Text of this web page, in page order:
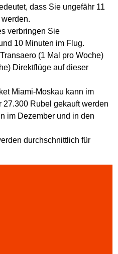
dass Sie ungefähr 11
verbringen Sie
10 Minuten im Flug.
(1 Mal pro Woche)
Direktflüge auf dieser
Miami-Moskau kann im
27.300 Rubel gekauft werden
im Dezember und in den
durchschnittlich für